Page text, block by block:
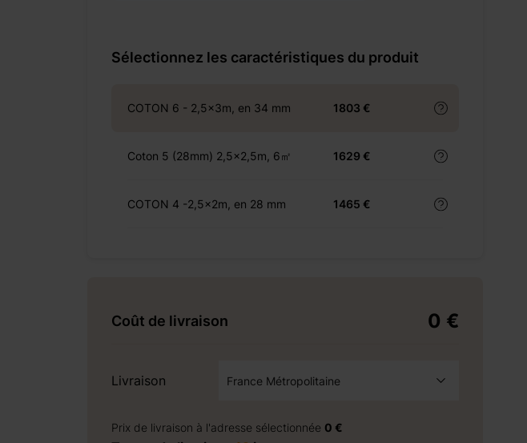
Sélectionnez les caractéristiques du produit
COTON 6 - 2,5x3m, en 34 mm 1803 €
Coton 5 (28mm) 2,5x2,5m, 6㎡ 1629 €
COTON 4 -2,5x2m, en 28 mm 1465 €
Coût de livraison 0 €
Livraison France Métropolitaine
Prix de livraison à l'adresse sélectionnée 0 €